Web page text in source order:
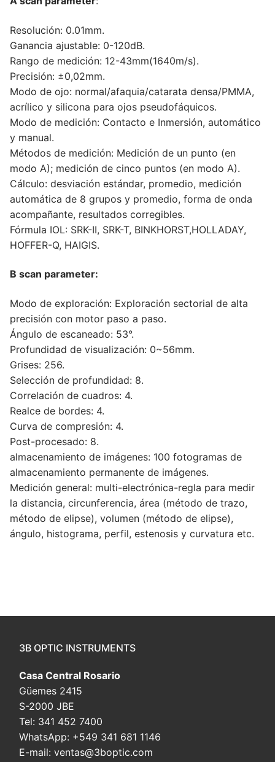
Resolución: 0.01mm.
Ganancia ajustable: 0-120dB.
Rango de medición: 12-43mm(1640m/s).
Precisión: ±0,02mm.
Modo de ojo: normal/afaquia/catarata densa/PMMA,
acrílico y silicona para ojos pseudofáquicos.
Modo de medición: Contacto e Inmersión, automático
y manual.
Métodos de medición: Medición de un punto (en
modo A); medición de cinco puntos (en modo A).
Cálculo: desviación estándar, promedio, medición
automática de 8 grupos y promedio, forma de onda
acompañante, resultados corregibles.
Fórmula IOL: SRK-II, SRK-T, BINKHORST,HOLLADAY,
HOFFER-Q, HAIGIS.
B scan parameter:
Modo de exploración: Exploración sectorial de alta
precisión con motor paso a paso.
Ángulo de escaneado: 53°.
Profundidad de visualización: 0~56mm.
Grises: 256.
Selección de profundidad: 8.
Correlación de cuadros: 4.
Realce de bordes: 4.
Curva de compresión: 4.
Post-procesado: 8.
almacenamiento de imágenes: 100 fotogramas de
almacenamiento permanente de imágenes.
Medición general: multi-electrónica-regla para medir
la distancia, circunferencia, área (método de trazo,
método de elipse), volumen (método de elipse),
ángulo, histograma, perfil, estenosis y curvatura etc.
3B OPTIC INSTRUMENTS
Casa Central Rosario
Güemes 2415
S-2000 JBE
Tel: 341 452 7400
WhatsApp: +549 341 681 1146
E-mail: ventas@3boptic.com